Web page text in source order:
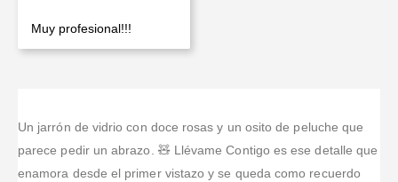
Muy profesional!!!
Un jarrón de vidrio con doce rosas y un osito de peluche que
parece pedir un abrazo. 🧸 Llévame Contigo es ese detalle que
enamora desde el primer vistazo y se queda como recuerdo